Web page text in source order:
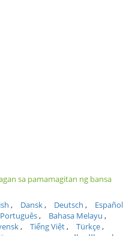
sa pamamagitan ng bansa
Dansk Deutsch
Español
Português
Bahasa Melayu
Tiếng Việt
Türkçe